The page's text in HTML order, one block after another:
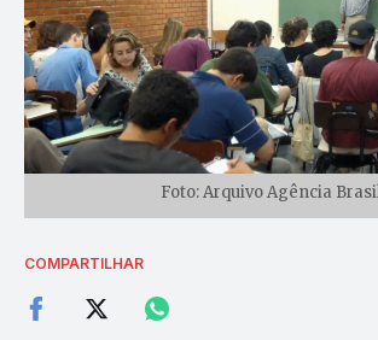
Foto: Arquivo Agência
COMPARTILHAR